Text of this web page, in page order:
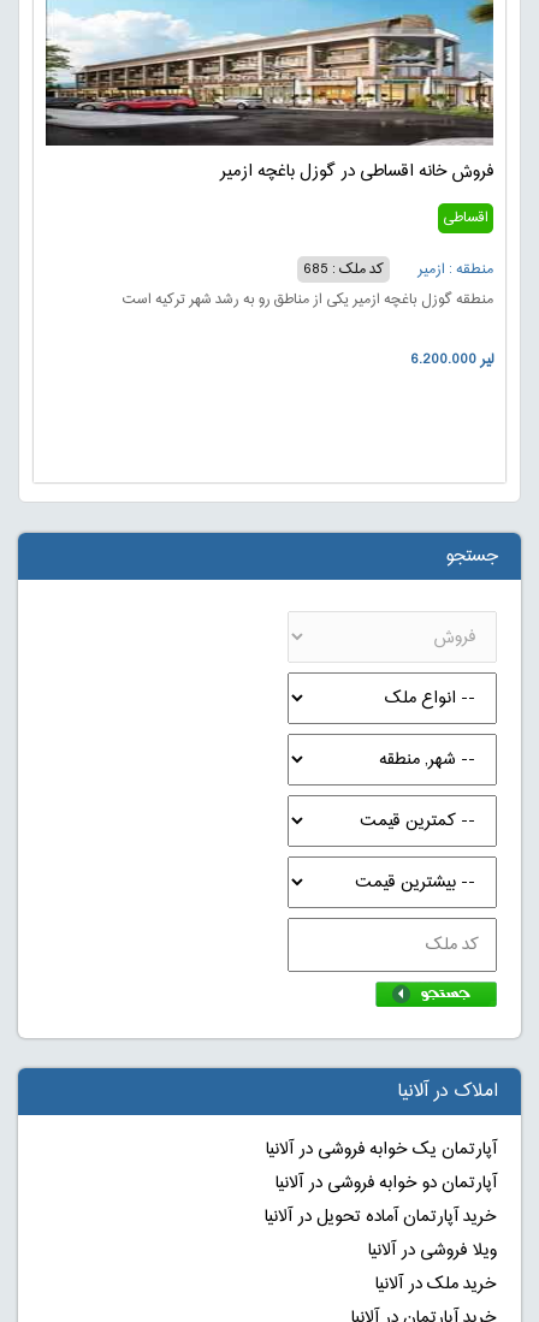
فروش خانه اقساطی در گوزل باغچه ازمیر
اقساطی
منطقه : ازمیر
کد ملک : 685
منطقه گوزل باغچه ازمیر یکی از مناطق رو به رشد شهر ترکیه است
6.200.000 لیر
جستجو
املاک در آلانیا
آپارتمان یک خوابه فروشی در آلانیا
آپارتمان دو خوابه فروشی در آلانیا
خرید آپارتمان آماده تحویل در آلانیا
ویلا فروشی در آلانیا
خرید ملک در آلانیا